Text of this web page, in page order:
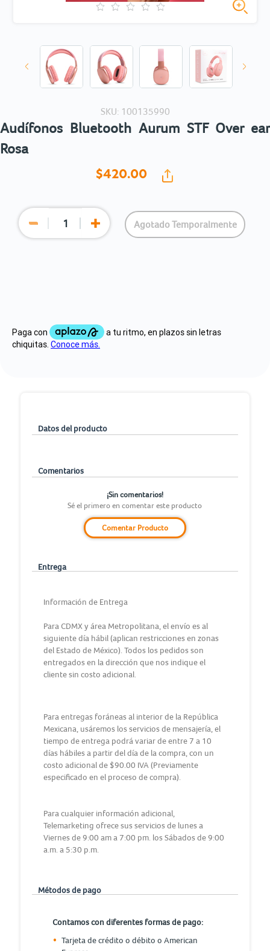
SKU: 100135990
Audífonos Bluetooth Aurum STF Over ear
Rosa
$420.00
Agotado Temporalmente
Datos del producto
Comentarios
¡Sin comentarios!
Sé el primero en comentar este producto
Comentar Producto
Entrega
Información de Entrega
Para CDMX y área Metropolitana, el envío es al
siguiente día hábil (aplican restricciones en zonas
del Estado de México). Todos los pedidos son
entregados en la dirección que nos indique el
cliente sin costo adicional.
Para entregas foráneas al interior de la República
Mexicana, usáremos los servicios de mensajería, el
tiempo de entrega podrá variar de entre 7 a 10
días hábiles a partir del día de la compra, con un
costo adicional de $90.00 IVA (Previamente
especificado en el proceso de compra).
Para cualquier información adicional,
Telemarketing ofrece sus servicios de lunes a
Viernes de 9:00 am a 7:00 pm. los Sábados de 9:00
a.m. a 5:30 p.m.
Métodos de pago
Contamos con diferentes formas de pago:
Tarjeta de crédito o débito o American